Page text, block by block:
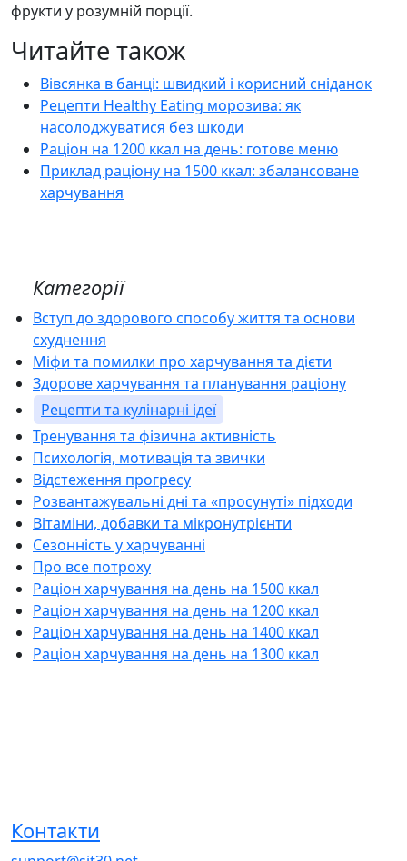
фрукти у розумній порції.
Читайте також
Вівсянка в банці: швидкий і корисний сніданок
Рецепти Healthy Eating морозива: як
насолоджуватися без шкоди
Раціон на 1200 ккал на день: готове меню
Приклад раціону на 1500 ккал: збалансоване
харчування
Категорії
Вступ до здорового способу життя та основи
схуднення
Міфи та помилки про харчування та дієти
Здорове харчування та планування раціону
Рецепти та кулінарні ідеї
Тренування та фізична активність
Психологія, мотивація та звички
Відстеження прогресу
Розвантажувальні дні та «просунуті» підходи
Вітаміни, добавки та мікронутрієнти
Сезонність у харчуванні
Про все потроху
Раціон харчування на день на 1500 ккал
Раціон харчування на день на 1200 ккал
Раціон харчування на день на 1400 ккал
Раціон харчування на день на 1300 ккал
Контакти